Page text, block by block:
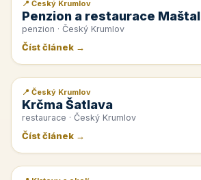
📰 PR článek
📍 Český Krumlov
Penzion a restaurace Maštal
penzion · Český Krumlov
Číst článek →
📰 PR článek
📍 Český Krumlov
Krčma Šatlava
restaurace · Český Krumlov
Číst článek →